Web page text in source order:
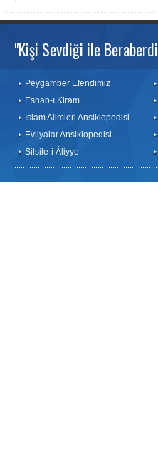
"Kişi Sevdiği ile
Peygamber Efendimiz
Eshab-ı Kiram
İslam Alimleri Ansiklopedisi
Evliyalar Ansiklopedisi
Silsile-i Âliyye